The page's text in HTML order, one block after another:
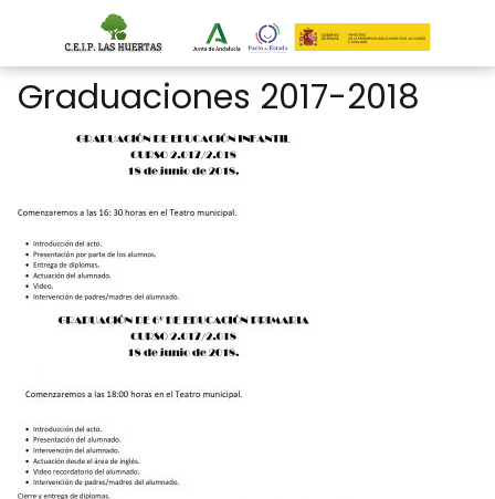
Graduaciones 2017-2018